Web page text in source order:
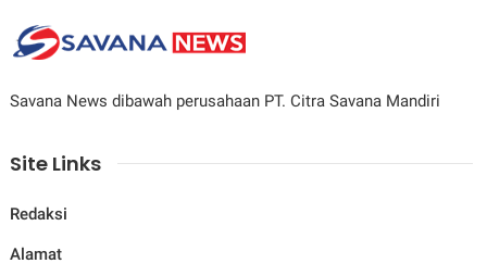
Savana News dibawah perusahaan PT. Citra Savana Mandiri
Site Links
Redaksi
Alamat